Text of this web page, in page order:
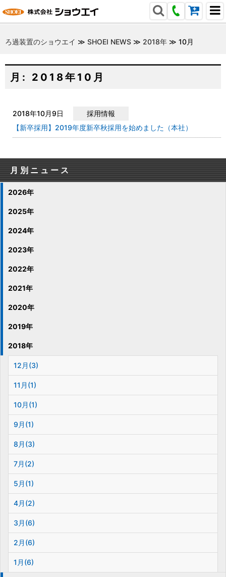
ろ過装置のショウエイ ≫ SHOEI NEWS ≫ 2018年 ≫ 10月
月: 2018年10月
2018年10月9日
採用情報
【新卒採用】2019年度新卒秋採用を始めました（本社）
月別ニュース
2026年
2025年
2024年
2023年
2022年
2021年
2020年
2019年
2018年
12月(3)
11月(1)
10月(1)
9月(1)
8月(3)
7月(2)
5月(1)
4月(2)
3月(6)
2月(6)
1月(6)